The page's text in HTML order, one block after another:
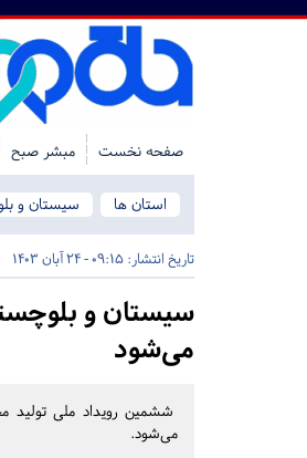
صفحه نخست مبشر صبح
استان ها سیستان و
تاریخ انتشار: 09:15 - 24 آبان 1403
سیستان و
می‌شود
ششمین رویداد ملی تولید
می‌شود.